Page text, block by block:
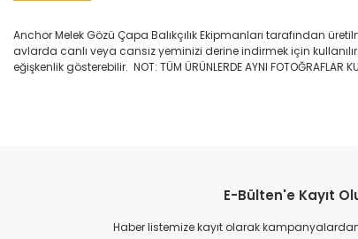
Anchor Melek Gözü Çapa Balıkçılık Ekipmanları tarafından
avlarda canlı veya cansız yeminizi derine indirmek için
eğişkenlik gösterebilir. NOT: TÜM ÜRÜNLERDE AYNI FOTOĞRAFLAR
Ürün resmi kalitesiz, bozuk veya görüntülenemiyor.
Ürün açıklamasında eksik bilgiler bulunuyor.
E-Bülten'e Kayıt
Haber listemize kayıt olarak